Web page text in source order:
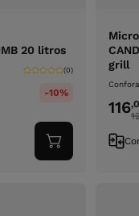
20 litros
(0)
-10%
Adicionar
ao
grill
116